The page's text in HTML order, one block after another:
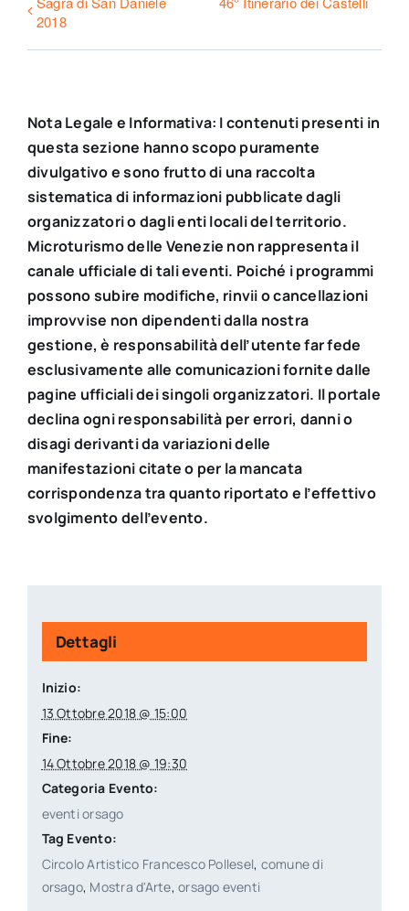
2018
Nota Legale e Informativa: I contenuti presenti in
questa sezione hanno scopo puramente
divulgativo e sono frutto di una raccolta
sistematica di informazioni pubblicate dagli
organizzatori o dagli enti locali del territorio.
Microturismo delle Venezie non rappresenta il
canale ufficiale di tali eventi. Poiché i programmi
possono subire modifiche, rinvii o cancellazioni
improvvise non dipendenti dalla nostra
gestione, è responsabilità dell’utente far fede
esclusivamente alle comunicazioni fornite dalle
pagine ufficiali dei singoli organizzatori. Il portale
declina ogni responsabilità per errori, danni o
disagi derivanti da variazioni delle
manifestazioni citate o per la mancata
corrispondenza tra quanto riportato e l’effettivo
svolgimento dell’evento.
Dettagli
Inizio:
13 Ottobre 2018 @ 15:00
Fine:
14 Ottobre 2018 @ 19:30
Categoria Evento:
eventi orsago
Tag Evento:
Circolo Artistico Francesco Pollesel, comune di
orsago, Mostra d'Arte,orsago eventi